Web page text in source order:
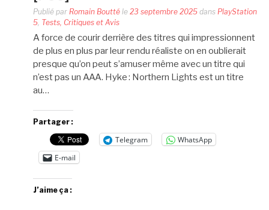
Publié par Romain Boutté le 23 septembre 2025 dans PlayStation
5 Tests, Critiques et Avis
A force de courir derrière des titres qui impressionnent
de plus en plus par leur rendu réaliste on en oublierait
presque qu’on peut s’amuser même avec un titre qui
n’est pas un AAA. Hyke : Northern Lights est un titre
au…
Partager :
Telegram
WhatsApp
E-mail
J’aime ça :